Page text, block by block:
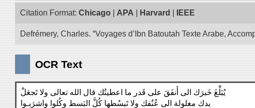
Citation Format: Chicago APA Harvard IEEE
Defrémery, Charles. “Voyages d’Ibn Batoutah Texte Arabe,
OCR Text
يُبَلِّغَ خَبرَك الى أَنفَقَ على قَدر ما اعطيتُك قال الله تعالى ولا تَجعَلْ
يدك مغلولة الى عُنُفك ولا تَبسُطها كُلَّ البَسط وكُلوا واشرَبـوا